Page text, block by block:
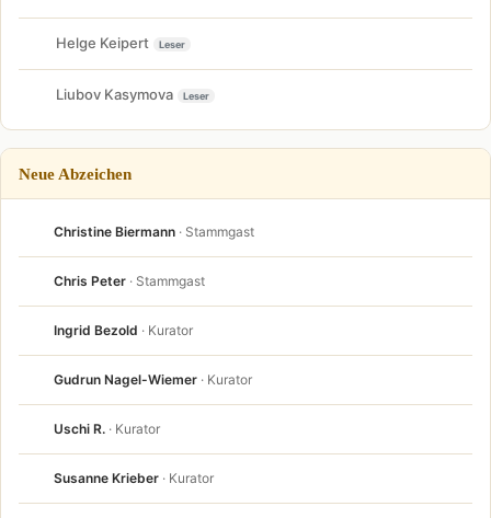
Helge Keipert Leser
Liubov Kasymova Leser
Neue Abzeichen
Christine Biermann · Stammgast
Chris Peter · Stammgast
Ingrid Bezold · Kurator
Gudrun Nagel-Wiemer · Kurator
Uschi R. · Kurator
Susanne Krieber · Kurator